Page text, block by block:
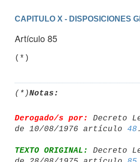
CAPITULO X - DISPOSICIONES
Artículo 85
(*)Notas:
Derogado/s por:
Decreto
de 10/08/1976 artículo 48
TEXTO ORIGINAL:
Decreto